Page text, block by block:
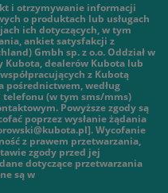
i otrzymywanie informacji
o produktach lub usługach
ich dotyczących, w tym
ankiet satysfakcji z
Gmbh sp. z o.o. Oddział w
Kubota, dealerów Kubota lub
z Kubotą
pośrednictwem, według
(w tym sms/mms)
Powyższe zgody są
poprzez wysłanie żądania
Wycofanie
z prawem przetwarzania,
zgody przed jej
dotyczące przetwarzania
są w